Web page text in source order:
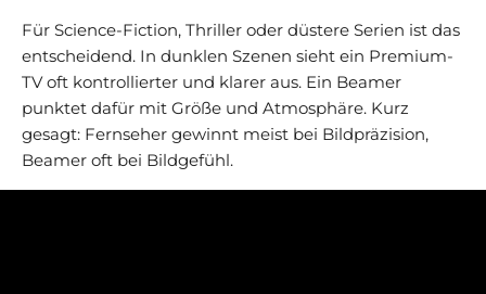
Für Science-Fiction, Thriller oder düstere Serien ist das
entscheidend. In dunklen Szenen sieht ein Premium-
TV oft kontrollierter und klarer aus. Ein Beamer
punktet dafür mit Größe und Atmosphäre. Kurz
gesagt: Fernseher gewinnt meist bei Bildpräzision,
Beamer oft bei Bildgefühl.